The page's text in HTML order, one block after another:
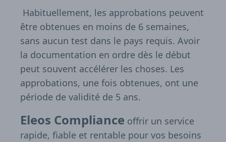
Habituellement, les approbations peuvent
être obtenues en moins de 6 semaines,
sans aucun test dans le pays requis. Avoir
la documentation en ordre dès le début
peut souvent accélérer les choses. Les
approbations, une fois obtenues, ont une
période de validité de 5 ans.
Eleos Compliance offrir un service
rapide, fiable et rentable pour vos besoins